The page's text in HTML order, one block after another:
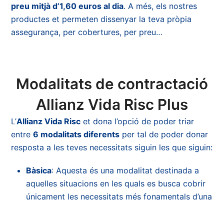
preu mitjà d’1,60 euros al dia. A més, els nostres
productes et permeten dissenyar la teva pròpia
assegurança, per cobertures, per preu…
Modalitats de contractació
Allianz Vida Risc Plus
L’Allianz Vida Risc et dona l’opció de poder triar
entre6 modalitats diferents per tal de poder donar
resposta a les teves necessitats siguin les que siguin:
Bàsica: Aquesta és una modalitat destinada a
aquelles situacions en les quals es busca cobrir
únicament les necessitats més fonamentals d’una